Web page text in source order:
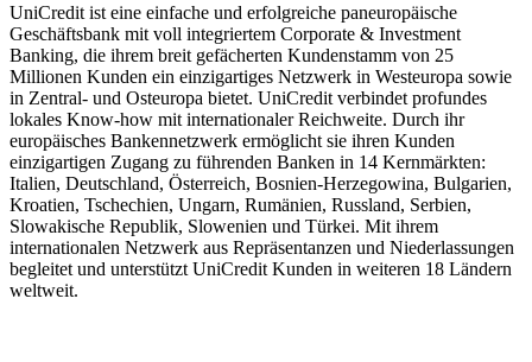
UniCredit ist eine einfache und erfolgreiche paneuropäische
Geschäftsbank mit voll integriertem Corporate & Investment
Banking, die ihrem breit gefächerten Kundenstamm von 25
Millionen Kunden ein einzigartiges Netzwerk in Westeuropa sowie
in Zentral- und Osteuropa bietet. UniCredit verbindet profundes
lokales Know-how mit internationaler Reichweite. Durch ihr
europäisches Bankennetzwerk ermöglicht sie ihren Kunden
einzigartigen Zugang zu führenden Banken in 14 Kernmärkten:
Italien, Deutschland, Österreich, Bosnien-Herzegowina, Bulgarien,
Kroatien, Tschechien, Ungarn, Rumänien, Russland, Serbien,
Slowakische Republik, Slowenien und Türkei. Mit ihrem
internationalen Netzwerk aus Repräsentanzen und Niederlassungen
begleitet und unterstützt UniCredit Kunden in weiteren 18 Ländern
weltweit.